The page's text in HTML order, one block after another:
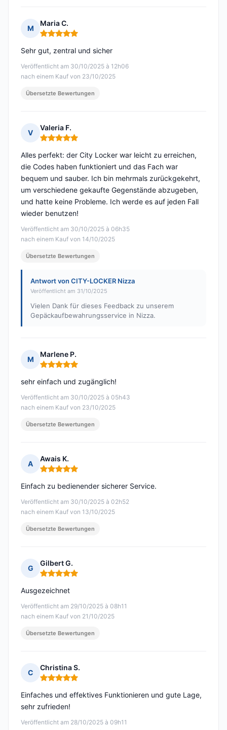
M
Maria C.
Hinweis: 5 von 5
Veröffentlicht am 30/10/2025 à 12h06
nach einem Kauf von 23/10/2025
Sehr gut, zentral und sicher
Übersetzte Bewertungen
V
Valeria F.
Hinweis: 5 von 5
Veröffentlicht am 30/10/2025 à 06h35
nach einem Kauf von 14/10/2025
Alles perfekt: der City Locker war leicht zu erreichen,
die Codes haben funktioniert und das Fach war
bequem und sauber. Ich bin mehrmals zurückgekehrt,
um verschiedene gekaufte Gegenstände abzugeben,
und hatte keine Probleme. Ich werde es auf jeden Fall
wieder benutzen!
Übersetzte Bewertungen
Antwort von CITY-LOCKER Nizza
Veröffentlicht am 31/10/2025
Vielen Dank für dieses Feedback zu unserem
Gepäckaufbewahrungsservice in Nizza.
M
Marlene P.
Hinweis: 5 von 5
Veröffentlicht am 30/10/2025 à 05h43
nach einem Kauf von 23/10/2025
sehr einfach und zugänglich!
Übersetzte Bewertungen
A
Awais K.
Hinweis: 5 von 5
Veröffentlicht am 30/10/2025 à 02h52
nach einem Kauf von 13/10/2025
Einfach zu bedienender sicherer Service.
Übersetzte Bewertungen
G
Gilbert G.
Hinweis: 5 von 5
Veröffentlicht am 29/10/2025 à 08h11
nach einem Kauf von 21/10/2025
Ausgezeichnet
Übersetzte Bewertungen
C
Christina S.
Hinweis: 5 von 5
Veröffentlicht am 28/10/2025 à 09h11
Einfaches und effektives Funktionieren und gute Lage,
sehr zufrieden!